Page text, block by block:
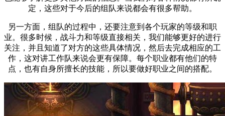
定，这些对于今后的组队来说都会有很多帮助。
另一方面，组队的过程中，还要注意到各个玩家的等级和职
业。很多时候，战斗力和等级直接相关，我们能够更好的进行
关注，并且知道了对方的这些具体情况，然后去完成相应的工
作，这对讲工作队来说会更有保障。每个职业都有他们的特
点，也有自身所擅长的技能，所以要做好职业之间的搭配。